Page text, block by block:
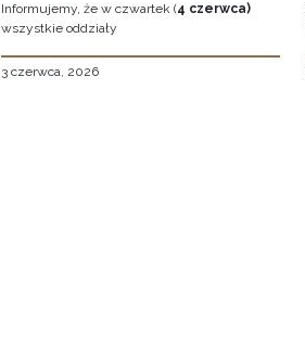
Informujemy, że w czwartek (4 czerwca)
wszystkie oddziały
3 czerwca, 2026